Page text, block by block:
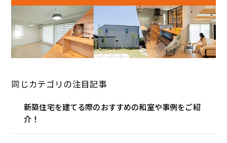
同じカテゴリの注目記事
新築住宅を建てる際のおすすめの和室や事例をご紹
介！